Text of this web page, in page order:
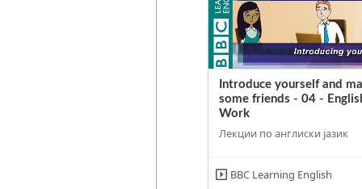
Introduce yourself and
some friends - 04 -
Work
Лекции по англиски јазик
BBC Learning English